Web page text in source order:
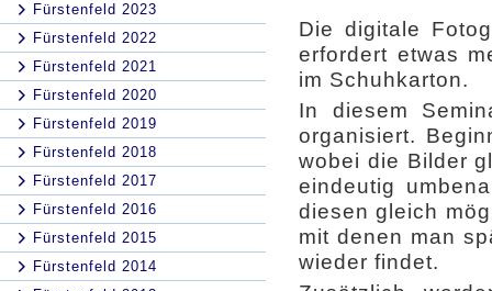
Fürstenfeld 2023
Fürstenfeld 2022
Fürstenfeld 2021
Fürstenfeld 2020
Fürstenfeld 2019
Fürstenfeld 2018
Fürstenfeld 2017
Fürstenfeld 2016
Fürstenfeld 2015
Fürstenfeld 2014
Die digitale
erfordert etwas
im Schuhkarton.
In diesem
organisiert.
wobei die Bilder
eindeutig
diesen gleich
mit denen man
wieder findet.